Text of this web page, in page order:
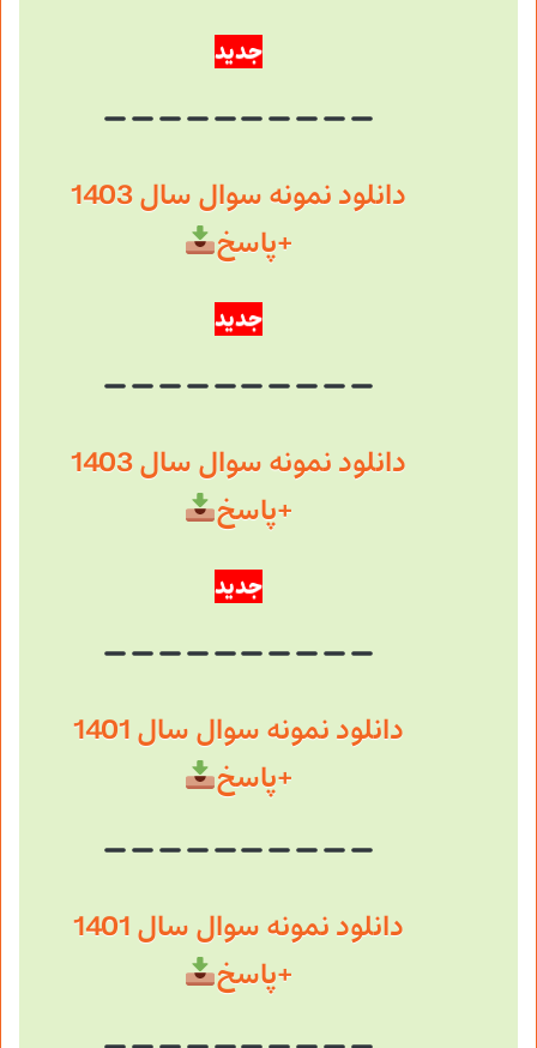
جدید
دانلود نمونه سوال سال 1403
+پاسخ
جدید
دانلود نمونه سوال سال 1403
+پاسخ
جدید
دانلود نمونه سوال سال 1401
+پاسخ
دانلود نمونه سوال سال 1401
+پاسخ